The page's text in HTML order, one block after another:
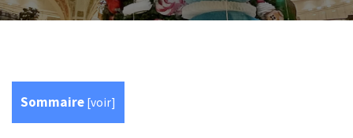
Sommaire [voir]